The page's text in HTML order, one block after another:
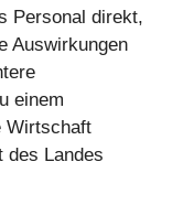
Personal direkt,
Auswirkungen
einem
Wirtschaft
des Landes